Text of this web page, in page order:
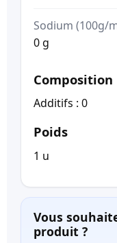
Sodium (100g/
0 g
Composition
Additifs : 0
Poids
1 u
Vous
produit ?